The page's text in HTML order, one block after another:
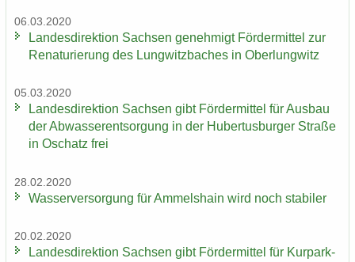
06.03.2020
Lan­des­di­rek­ti­on Sach­sen ge­neh­migt För­der­mit­tel zur
Re­na­tu­rie­rung des Lung­witz­ba­ches in Ober­lung­witz
05.03.2020
Lan­des­di­rek­ti­on Sach­sen gibt För­der­mit­tel für Aus­bau
der Ab­was­ser­ent­sor­gung in der Hu­ber­tus­bur­ger Stra­ße
in Oschatz frei
28.02.2020
Was­ser­ver­sor­gung für Am­mels­hain wird noch sta­bi­ler
20.02.2020
Lan­des­di­rek­ti­on Sach­sen gibt För­der­mit­tel für Kur­park­